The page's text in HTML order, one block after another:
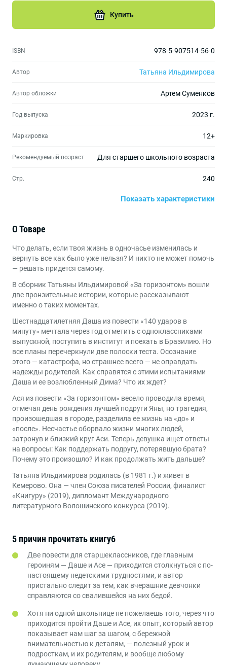
ISBN 978-5-907514-56-0
Автор Татьяна Ильдимирова
Автор обложки Артем Суменков
Год выпуска 2023 г.
Маркировка 12+
Рекомендуемый возраст Для старшего школьного возраста
Стр. 240
Вне серий
Возраст
16 до 17 лет
Жанры О жизни подростков
Показать характеристики
Купить
О Товаре
Что делать, если твоя жизнь в одночасье изменилась и
вернуть все как было уже нельзя? И никто не может помочь
— решать придется самому.
В сборник Татьяны Ильдимировой «За горизонтом» вошли
две пронзительные истории, которые рассказывают
именно о таких моментах.
Шестнадцатилетняя Даша из повести «140 ударов в
минуту» мечтала через год отметить с одноклассниками
выпускной, поступить в институт и поехать в Бразилию. Но
все планы перечеркнули две полоски теста. Осознание
этого — катастрофа, но страшнее всего — не оправдать
надежды родителей. Как справятся с этими испытаниями
Даша и ее возлюбленный Дима? Что их ждет?
Ася из повести «За горизонтом» весело проводила время,
отмечая день рождения лучшей подруги Яны, но трагедия,
произошедшая в городе, разделила ее жизнь на «до» и
«после». Несчастье оборвало жизни многих людей,
затронув и близкий круг Аси. Теперь девушка ищет ответы
на вопросы: Как поддержать подругу, потерявшую брата?
Почему это произошло? И как продолжать жить дальше?
Татьяна Ильдимирова родилась (в 1981 г.) и живет в
Кемерово. Она — член Союза писателей России, финалист
«Книгуру» (2019), дипломант Международного
литературного Волошинского конкурса (2019).
5 причин прочитать книгу6
Две повести для старшеклассников, где главным
героиням — Даше и Асе — приходится столкнуться с по-
настоящему недетскими трудностями, и автор
пристально следит за тем, как вчерашние девчонки
справляются со свалившейся на них бедой.
Хотя ни одной школьнице не пожелаешь того, через что
приходится пройти Даше и Асе, их опыт, который автор
показывает нам шаг за шагом, с бережной
внимательностью к деталям, — полезный урок и
подросткам, и их родителям, и вообще любому